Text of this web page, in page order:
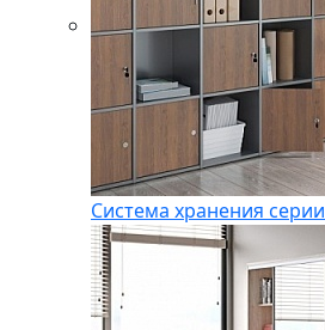
Система хранения